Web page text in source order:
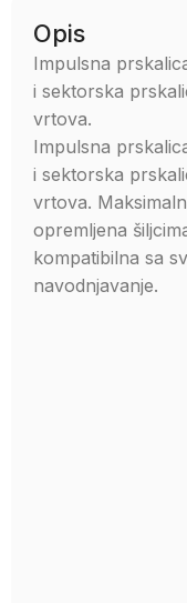
Opis
Impulsna
i sektorska
vrtova.
Impulsna
i sektorska
vrtova.
opremljena
kompatibilna sa
navodnjavanje.